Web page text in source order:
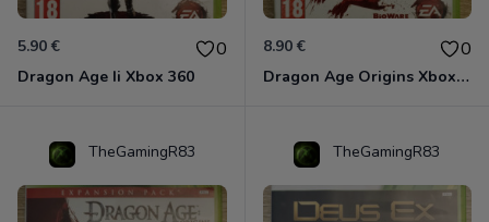
5.90 € 0
Dragon Age Ii Xbox 360
8.90 € 0
Dragon Age Origins Xbox 360
TheGamingR83 TheGamingR83